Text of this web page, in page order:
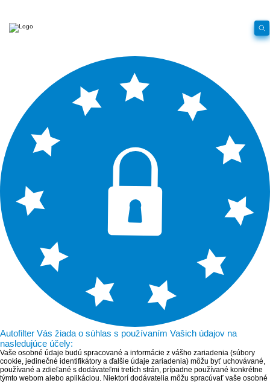
Autofilter Vás žiada o súhlas s používaním Vašich údajov na
nasledujúce účely:
Vaše osobné údaje budú spracované a informácie z vášho zariadenia (súbory
cookie, jedinečné identifikátory a ďalšie údaje zariadenia) môžu byť uchovávané,
používané a zdieľané s dodávateľmi tretích strán, prípadne používané konkrétne
týmto webom alebo aplikáciou. Niektorí dodávatelia môžu spracúvať vaše osobné